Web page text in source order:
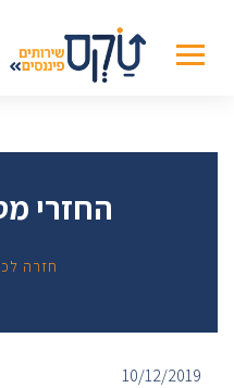
החזרי
חזרה
10/12/2019